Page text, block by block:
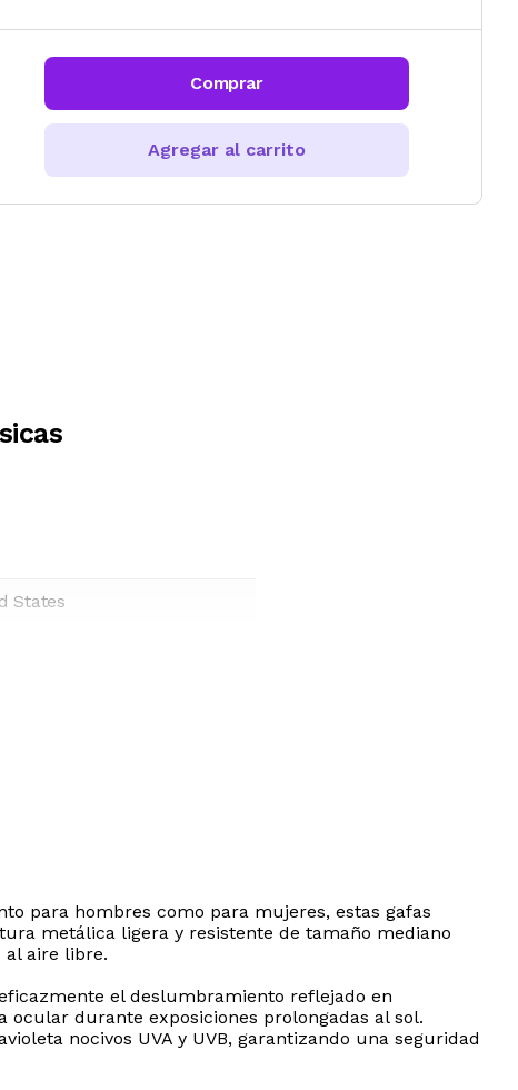
CALCULAR
Comprar
Agregar al carrito
States
para hombres como para mujeres, estas gafas
metálica ligera y resistente de tamaño mediano
al aire libre.
el deslumbramiento reflejado en
durante exposiciones prolongadas al sol.
nocivos UVA y UVB, garantizando una seguridad